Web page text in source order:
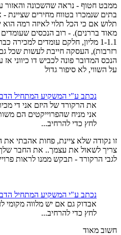
ממבט חטוף - נראה שהשכונה והאזור
בתים שנמכרו בטווח מחירים שציינת
תלוש אם כי הכל תלוי לאיזה רמה הוא
מאוד בררנים). - רוב הנכסים
1-1.1 מליון, חלקם עומדים
רזרבות), העסקה חייבת לעשות שכל גם בפחות
הנכס המדובר פונה לכביש דו כיווני
על השווי, לא סיפור גדול
נכתב ע"י המשקיע המתחיל
את הרקורד של היזם אני די
אני מניח שהפרוייקטים הם
לחץ כדי להרחיב...
זו נקודה שלא ציינת, פחות אהבתי
צריך לשאול את עצמך.. את החבר
לגבי הרקורד - תבקש ממנו לראות
נכתב ע"י המשקיע המתחיל
אבדוק גם אם יש מלווה מקומי
לחץ כדי להרחיב...
חשוב מאוד